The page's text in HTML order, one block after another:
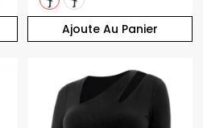
Ajoute Au Panier